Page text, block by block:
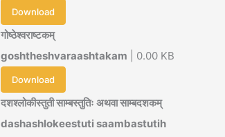
Download
गोष्ठेश्वराष्टकम्
goshtheshvaraashtakam | 0.00 KB
Download
दशश्लोकीस्तुती साम्बस्तुतिः अथवा साम्बदशकम्
dashashlokeestuti saambastutih